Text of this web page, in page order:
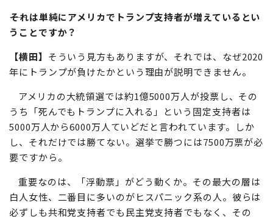
それは単純にアメリカでトランプ支持者が増えているとい
うことですか？
【横田】 そういう見方もありますが、それでは、なぜ2020
年にトランプが負けたかという理由が説明できません。
アメリカの大統領選では約1億5000万人が投票し、その
うち「死んでもトランプに入れる」という固定支持者は
5000万人から6000万人ていどだと言われています。しか
し、それだけでは勝てない。選挙で勝つには7500万票が必
要ですから。
重要なのは、「浮動票」がどう動くか。その最大の層は
白人女性、二番目に多いのがヒスパニック系の人。彼らは
必ずしも共和党支持者でも民主党支持者でもなく、その